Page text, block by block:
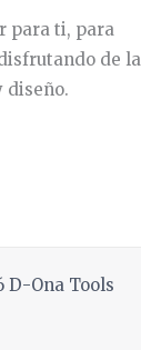
para ti, para
de la
diseño.
Ona Tools